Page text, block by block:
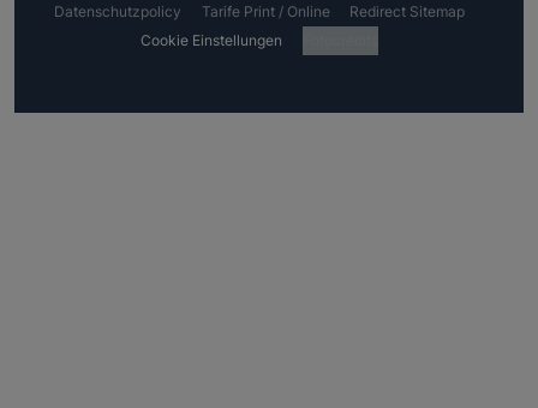
Datenschutzpolicy
Tarife Print / Online
Redirect Sitemap
Cookie Einstellungen